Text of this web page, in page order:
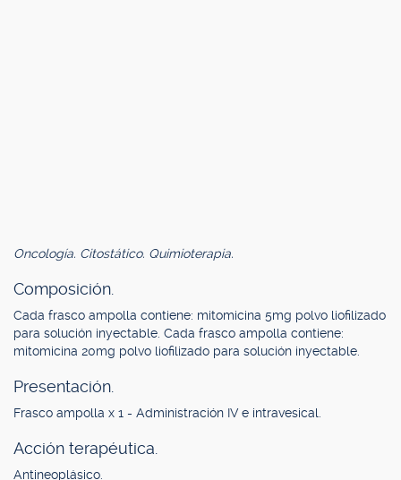
Oncología. Citostático. Quimioterapia.
Composición.
Cada frasco ampolla contiene: mitomicina 5mg polvo liofilizado
para solución inyectable. Cada frasco ampolla contiene:
mitomicina 20mg polvo liofilizado para solución inyectable.
Presentación.
Frasco ampolla x 1 - Administración IV e intravesical.
Acción terapéutica.
Antineoplásico.